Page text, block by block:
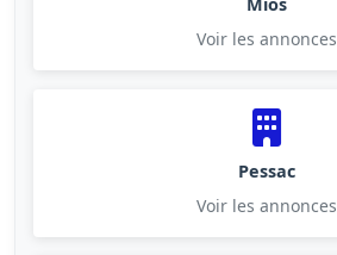
Voir les annonces
Pessac
Voir les annonces